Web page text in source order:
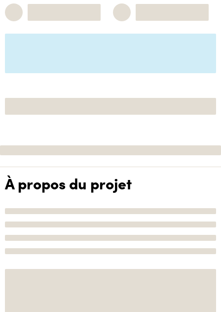
À propos du projet